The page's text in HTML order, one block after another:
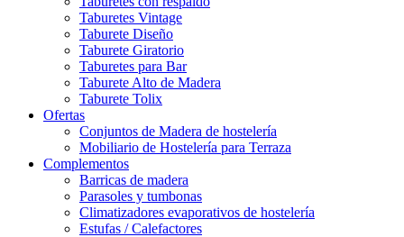
Taburetes Vintage
Taburete Diseño
Taburete Giratorio
Taburetes para Bar
Taburete Alto de Madera
Taburete Tolix
Ofertas
Conjuntos de Madera de hostelería
Mobiliario de Hostelería para Terraza
Complementos
Barricas de madera
Parasoles y tumbonas
Climatizadores evaporativos de hostelería
Estufas / Calefactores